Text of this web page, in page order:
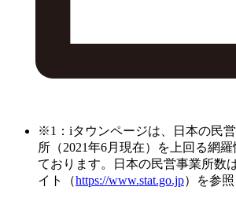
※1：iタウンページは、日本の民
所（2021年6月現在）を上回る網
ております。日本の民営事業所数
イト（https://www.stat.go.jp）を参照